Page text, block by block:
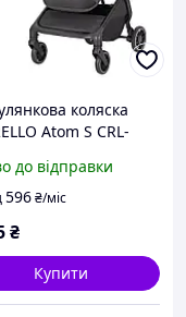
коляска
Atom S CRL-
до відправки
596₴/міс
₴
Купити